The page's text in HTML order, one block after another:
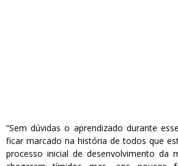
“Sem dúvidas o aprendizado durante
ficar marcado na história de todos que
processo inicial de desenvolvimento da